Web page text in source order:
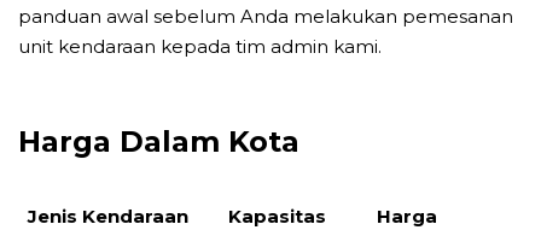
panduan awal sebelum Anda melakukan pemesanan
unit kendaraan kepada tim admin kami.
Harga Dalam Kota
Jenis Kendaraan Kapasitas
Harga